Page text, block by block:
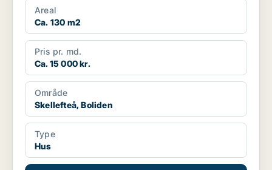
Areal
Ca. 130 m2
Pris pr. md.
Ca. 15 000 kr.
Område
Skellefteå, Boliden
Type
Hus